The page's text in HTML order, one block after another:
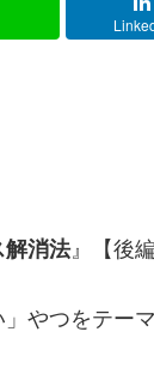
解消法』【後
やつをテー